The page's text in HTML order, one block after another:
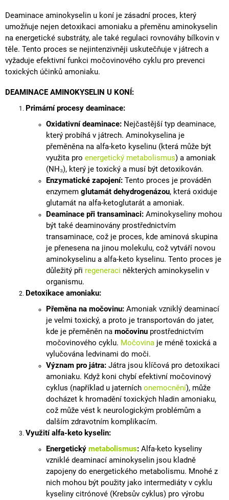
Deaminace aminokyselin u koní je zásadní proces, který
umožňuje nejen detoxikaci amoniaku a přeměnu aminokyselin
na energetické substráty, ale také regulaci rovnováhy bílkovin v
těle. Tento proces se nejintenzivněji uskutečňuje v játrech a
vyžaduje efektivní funkci močovinového cyklu pro prevenci
toxických účinků amoniaku.
DEAMINACE AMINOKYSELIN U KONÍ:
Primárníprocesy deaminace:
Oxidativní deaminace: Nejčastější typ deaminace,
který probíhá v játrech. Aminokyselina je
přeměněna na alfa-keto kyselinu (která může být
využita pro energetický metabolismus) a amoniak
(NH₃), který je toxický a musí být detoxikován.
Enzymatické zapojení: Tento proces je prováděn
enzymem glutamát dehydrogenázou, která oxiduje
glutamát na alfa-ketoglutarát a amoniak.
Deaminace při transaminaci: Aminokyseliny mohou
být také deaminovány prostřednictvím
transaminace, což je proces, kde aminová skupina
je přenesena na jinou molekulu, což vytváří novou
aminokyselinu a alfa-keto kyselinu. Tento proces je
důležitý při regeneraci některých aminokyselin v
organismu.
Detoxikace amoniaku:
Přeměna na močovinu: Amoniak vzniklý deaminací
je velmi toxický, a proto je transportován do jater,
kde je přeměněn na močovinu prostřednictvím
močovinového cyklu. Močovina je méně toxická a
vylučována ledvinami do moči.
Význam pro játra: Játra jsou klíčová pro detoxikaci
amoniaku. Když koni chybí efektivní močovinový
cyklus (například u jaterních onemocnění), může
docházet k hromadění toxických hladin amoniaku,
což může vést k neurologickým problémům a
dalším zdravotním komplikacím.
Využití alfa-keto kyselin:
Energetický metabolismus: Alfa-keto kyseliny
vzniklé deaminací aminokyselin jsou kladně
zapojeny do energetického metabolismu. Mnohé z
nich mohou být použity jako intermediáty v cyklu
kyseliny citrónové (Krebsův cyklus) pro výrobu
A
J
Í
T
?
DROMY